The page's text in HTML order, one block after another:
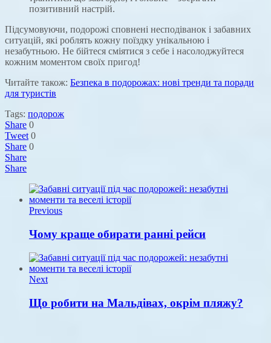
позитивний настрій.
Підсумовуючи, подорожі сповнені несподіванок і забавних
ситуацій, які роблять кожну поїздку унікальною і
незабутньою. Не бійтеся сміятися з себе і насолоджуйтеся
кожним моментом своїх пригод!
Читайте також: Безпека в подорожах: нові тренди та поради
для туристів
Tags: подорож
Share 0
Tweet 0
Share 0
Share
Share
Previous
Чому краще обирати ранні рейси
Next
Що робити на Мальдівах, окрім пляжу?